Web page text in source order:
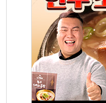
승으로 피서객 7명 고립…
' 운영…페르세우스 유성
당 50mm 이상 폭우…호우
져…온열질환 여부 조사
오전 집중 편성…체감온
방지법' 전면 재검토 지시